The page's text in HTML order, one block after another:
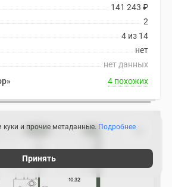
141 243 ₽
2
4 из 14
нет
нет данных
4 похожих
куки и прочие метаданные. Подробнее
Принять